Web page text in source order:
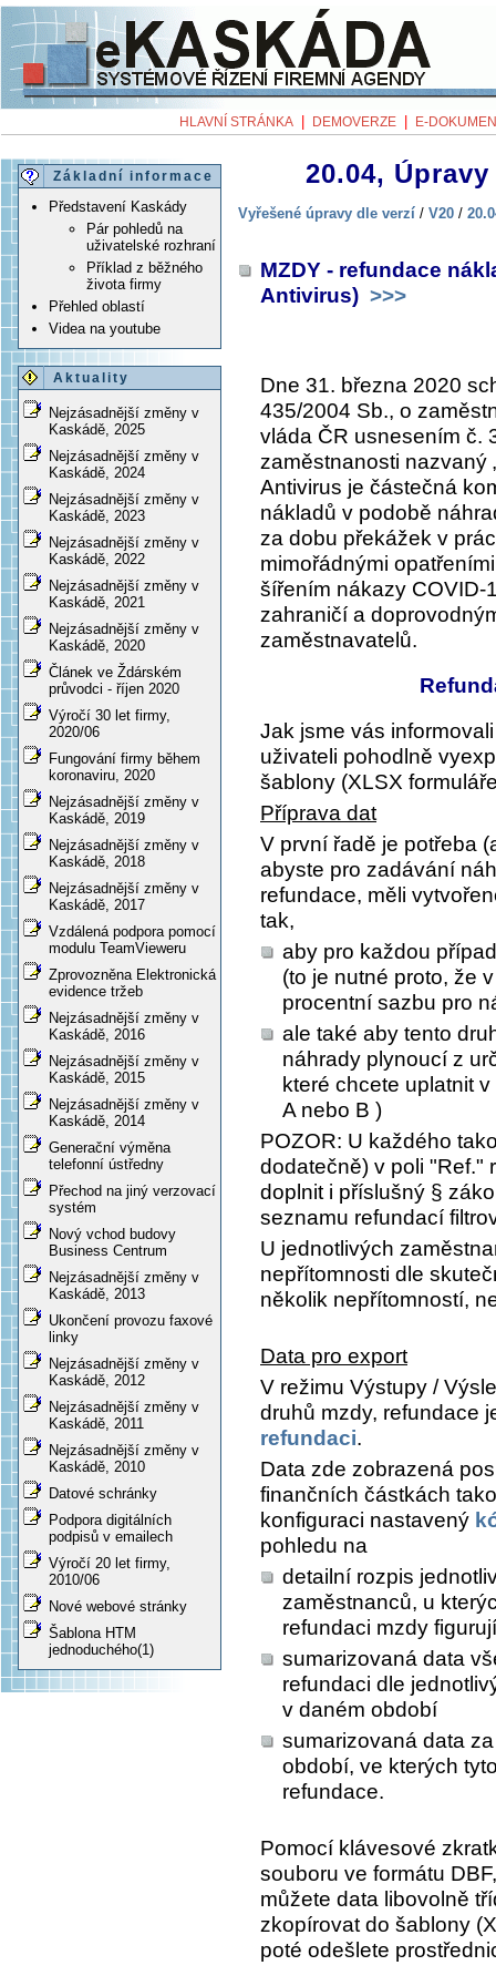
HLAVNÍ STRÁNKA DEMOVERZE E-
Základní informace
Představení Kaskády
Pár pohledů na
uživatelské rozhraní
Příklad z běžného
života firmy
Přehled oblastí
Videa na youtube
Aktuality
Nejzásadnější změny v
Kaskádě, 2025
Nejzásadnější změny v
Kaskádě, 2024
Nejzásadnější změny v
Kaskádě, 2023
Nejzásadnější změny v
Kaskádě, 2022
Nejzásadnější změny v
Kaskádě, 2021
Nejzásadnější změny v
Kaskádě, 2020
Článek ve Ždárském
průvodci - říjen 2020
Výročí 30 let firmy,
2020/06
Fungování firmy během
koronaviru, 2020
Nejzásadnější změny v
Kaskádě, 2019
Nejzásadnější změny v
Kaskádě, 2018
Nejzásadnější změny v
Kaskádě, 2017
Vzdálená podpora pomocí
modulu TeamVieweru
Zprovozněna Elektronická
evidence tržeb
Nejzásadnější změny v
Kaskádě, 2016
Nejzásadnější změny v
Kaskádě, 2015
Nejzásadnější změny v
Kaskádě, 2014
Generační výměna
telefonní ústředny
Přechod na jiný verzovací
systém
Nový vchod budovy
Business Centrum
Nejzásadnější změny v
Kaskádě, 2013
Ukončení provozu faxové
linky
Nejzásadnější změny v
Kaskádě, 2012
Nejzásadnější změny v
Kaskádě, 2011
Nejzásadnější změny v
Kaskádě, 2010
Datové schránky
Podpora digitálních
podpisů v emailech
Výročí 20 let firmy,
2010/06
Nové webové stránky
Šablona HTM
jednoduchého(1)
20.04,
Vyřešené úpravy dle verzí / V20 /
MZDY - refundace
Antivirus) >>>
Dne 31. března 2020
435/2004 Sb., o
vláda ČR usnesením č.
zaměstnanosti nazvaný
Antivirus je částečná
nákladů v podobě
za dobu překážek v
mimořádnými
šířením nákazy COVID-
zahraničí a
zaměstnavatelů.
Jak jsme vás
uživateli pohodlně
šablony (XLSX
Příprava dat
V první řadě je potřeba
abyste pro zadávání
refundace, měli
tak,
aby pro každou
(to je nutné proto, že
procentní sazbu pro
ale také aby tento
náhrady plynoucí z
které chcete uplatnit
A nebo B )
POZOR: U každého
dodatečně) v poli "Ref."
doplnit i příslušný §
seznamu refundací
U jednotlivých
nepřítomnosti dle
několik nepřítomností,
Data pro export
V režimu Výstupy /
druhů mzdy, refundace
refundaci.
Data zde zobrazená
finančních částkách
konfiguraci nastavený
pohledu na
detailní rozpis
zaměstnanců, u
refundaci mzdy
sumarizovaná data
refundaci dle
v daném období
sumarizovaná data
období, ve kterých
refundace.
Pomocí klávesové
souboru ve formátu
můžete data libovolně
zkopírovat do šablony
poté odešlete